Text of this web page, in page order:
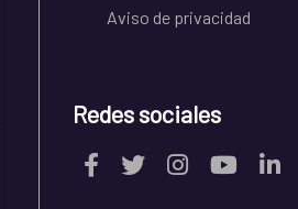
Aviso de privacidad
Redes sociales